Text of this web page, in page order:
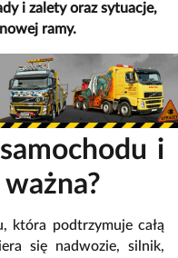
i zalety oraz sytuacje,
ramy.
i
która podtrzymuje całą
się nadwozie, silnik,